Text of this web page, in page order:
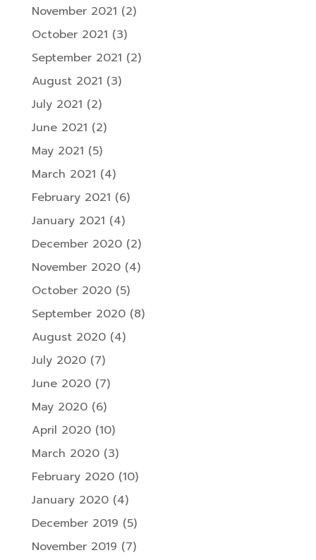
November 2021 (2)
October 2021 (3)
September 2021 (2)
August 2021 (3)
July 2021 (2)
June 2021 (2)
May 2021 (5)
March 2021 (4)
February 2021 (6)
January 2021 (4)
December 2020(2)
November 2020(4)
October 2020(5)
September 2020(8)
August 2020(4)
July 2020(7)
June 2020(7)
May 2020(6)
April 2020(10)
March 2020(3)
February 2020(10)
January 2020(4)
December 2019 (5)
November 2019 (7)